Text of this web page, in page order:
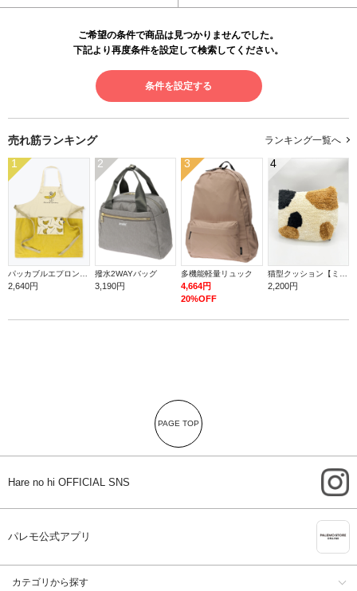
ご希望の条件で商品は見つかりませんでした。
下記より再度条件を設定して検索してください。
条件を設定する
売れ筋ランキング ランキング一覧へ
1
2,640円
2
撥水2WAYバッグ
3,190円
3
多機能軽量リュック
4,664円
20%OFF
4
2,200円
PAGE TOP
Hare no hi OFFICIAL SNS
パレモ公式アプリ
カテゴリから探す